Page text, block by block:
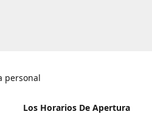
personal
Los Horarios De Apertura